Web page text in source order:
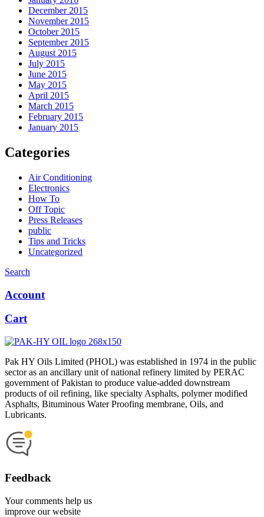
December 2015
November 2015
October 2015
September 2015
August 2015
July 2015
June 2015
May 2015
April 2015
March 2015
February 2015
January 2015
Categories
Air Conditioning
Electronics
How To
Off Topic
Press Releases
public
Tips and Tricks
Uncategorized
Search
Account
Cart
Pak HY Oils Limited (PHOL) was established in 1974 in the public
sector as an ancillary unit of national refinery limited by PERAC
government of Pakistan to produce value-added downstream
products of oil refining, like specialty Asphalts, polymer modified
Asphalts, Bituminous Water Proofing membrane, Oils, and
Lubricants.
Feedback
Your comments help us
improve our website